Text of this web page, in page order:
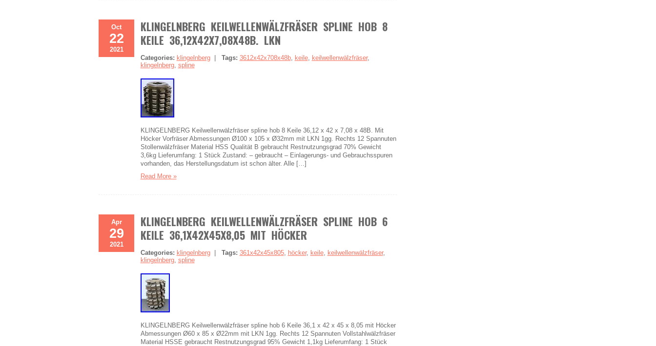
Oct
22
2021
KLINGELNBERG KEILWELLENWÄLZFRÄSER SPLINE HOB 8
KEILE 36,12X42X7,08X48B. LKN
Categories: klingelnberg| Tags: 3612x42x708x48b, keile, keilwellenwälzfräser,
klingelnberg, spline
KLINGELNBERG Keilwellenwälzfräser spline hob 8 Keile 36,12 x 42 x 7,08 x 48B. Mit
Höcker Vorfräser Abmessungen Ø100 x 105 x Ø32mm mit LKN 1gg. Rechts 12 Spannuten
Stollenwälzfräser Material HSS Qualität B gebraucht Restnutzungsgrad 70% Gewicht
3,6kg Lieferumfang: 1 Stück Zustand: – gebraucht – Einlagerungs- und Gebrauchsspuren
vorhanden, das Herstellungsdatum ist schon älter. Alle […]
Read More »
Apr
29
2021
KLINGELNBERG KEILWELLENWÄLZFRÄSER SPLINE HOB 6
KEILE 36,1X42X45X8,05 MIT HÖCKER
Categories: klingelnberg| Tags: 361x42x45x805, höcker, keile, keilwellenwälzfräser,
klingelnberg, spline
KLINGELNBERG Keilwellenwälzfräser spline hob 6 Keile 36,1 x 42 x 45 x 8,05 mit Höcker
Abmessungen Ø60 x 85 x Ø22mm mit LKN 1gg. Rechts 12 Spannuten Vollstahlwälzfräser
Material HSSE gebraucht Restnutzungsgrad 95% Gewicht 1,1kg Lieferumfang: 1 Stück